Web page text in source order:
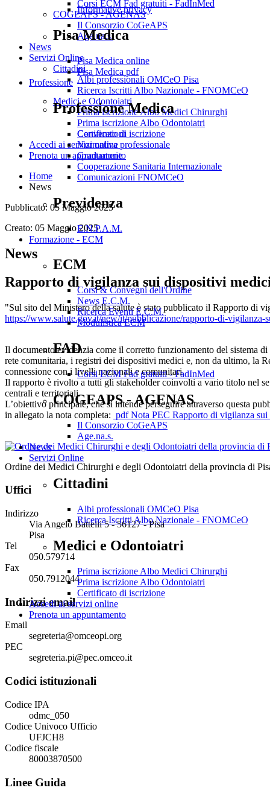
Informative privacy
Pisa Medica
Pisa Medica online
Pisa Medica pdf
Professione
Professione Medica
Convenzioni
Normativa professionale
Graduatorie
Cooperazione Sanitaria Internazionale
Comunicazioni FNOMCeO
Previdenza
E.N.P.A.M.
Formazione - ECM
ECM
Corsi & Convegni dell'Ordine
News E.C.M.
Ricerca Eventi E.C.M.
Modulistica ECM
FAD
Corsi ECM Fad gratuiti - FadInMed
COGEAPS - AGENAS
Il Consorzio CoGeAPS
Age.na.s.
News
Servizi Online
Cittadini
Albi professionali OMCeO Pisa
Ricerca Iscritti Albo Nazionale - FNOMCeO
Medici e Odontoiatri
Prima iscrizione Albo Medici Chirurghi
Prima iscrizione Albo Odontoiatri
Certificato di iscrizione
Accedi ai servizi online
Prenota un appuntamento
Corsi ECM Fad gratuiti - FadInMed
COGEAPS - AGENAS
Il Consorzio CoGeAPS
Age.na.s.
News
Servizi Online
Cittadini
Albi professionali OMCeO Pisa
Ricerca Iscritti Albo Nazionale - FNOMCeO
Medici e Odontoiatri
Prima iscrizione Albo Medici Chirurghi
Prima iscrizione Albo Odontoiatri
Certificato di iscrizione
Accedi ai servizi online
Prenota un appuntamento
Home
News
Pubblicato: 05 Maggio 2025
Creato: 05 Maggio 2025
News
Rapporto di vigilanza sui dispositivi
"Sul sito del Ministero della salute è stato pubblicato il Rapporto di
https://www.salute.gov.it/new/it/pubblicazione/rapporto-di-vigilanza-
Il documento evidenzia come il corretto funzionamento del sistema
rete comunitaria, i registri dei dispositivi medici e, non da ultimo, la
connessione con i livelli nazionali e comunitari.
Il rapporto è rivolto a tutti gli stakeholder coinvolti a vario titolo nel
centrali e territoriali.
L’obiettivo principale, che si intende perseguire attraverso questa
in allegato la nota completa: pdfNota PEC Rapporto di vigilanza
Ordine dei Medici Chirurghi e degli Odontoiatri della provincia di
Uffici
Indirizzo
Via Angelo Battelli 5 - 56127 - Pisa
Pisa
Tel
050.579714
Fax
050.7912044
Indirizzi email
Email
segreteria@omceopi.org
PEC
segreteria.pi@pec.omceo.it
Codici istituzionali
Codice IPA
odmc_050
Codice Univoco Ufficio
UFJCH8
Codice fiscale
80003870500
Linee Guida